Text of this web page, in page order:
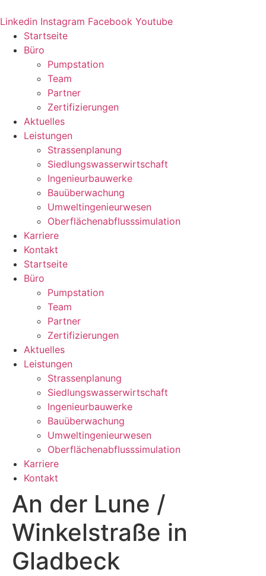
Inhalt
springen
Linkedin Instagram Facebook Youtube
Startseite
Büro
Pumpstation
Team
Partner
Zertifizierungen
Aktuelles
Leistungen
Strassenplanung
Siedlungswasserwirtschaft
Ingenieurbauwerke
Bauüberwachung
Umweltingenieurwesen
Oberflächenabflusssimulation
Karriere
Kontakt
Startseite
Büro
Pumpstation
Team
Partner
Zertifizierungen
Aktuelles
Leistungen
Strassenplanung
Siedlungswasserwirtschaft
Ingenieurbauwerke
Bauüberwachung
Umweltingenieurwesen
Oberflächenabflusssimulation
Karriere
Kontakt
An der Lune /
Winkelstraße in
Gladbeck